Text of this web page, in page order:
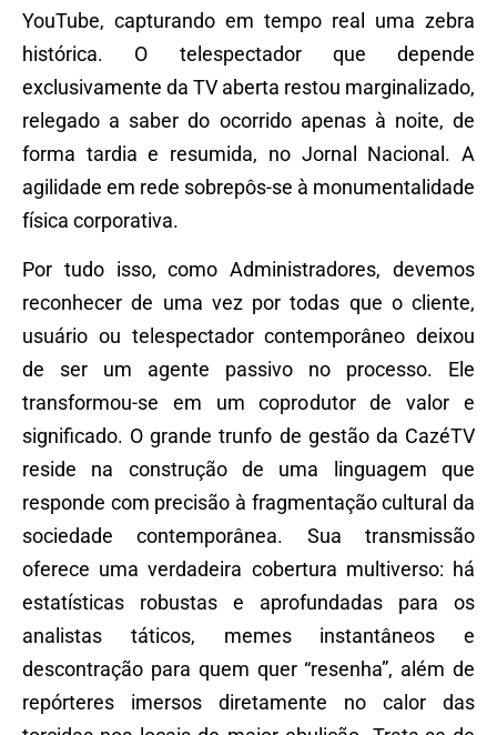
YouTube, capturando em tempo real uma zebra
histórica. O telespectador que depende
exclusivamente da TV aberta restou marginalizado,
relegado a saber do ocorrido apenas à noite, de
forma tardia e resumida, no Jornal Nacional. A
agilidade em rede sobrepôs-se à monumentalidade
física corporativa.
Por tudo isso, como Administradores, devemos
reconhecer de uma vez por todas que o cliente,
usuário ou telespectador contemporâneo deixou
de ser um agente passivo no processo. Ele
transformou-se em um coprodutor de valor e
significado. O grande trunfo de gestão da CazéTV
reside na construção de uma linguagem que
responde com precisão à fragmentação cultural da
sociedade contemporânea. Sua transmissão
oferece uma verdadeira cobertura multiverso: há
estatísticas robustas e aprofundadas para os
analistas táticos, memes instantâneos e
descontração para quem quer “resenha”, além de
repórteres imersos diretamente no calor das